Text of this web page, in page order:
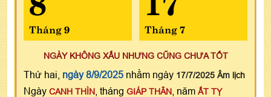
Tháng 9 Tháng 7
NGÀY KHÔNG XẤU NHƯNG CŨNG CHƯA TỐT
Thứ hai, ngày 8/9/2025 nhằm ngày 17/7/2025 Âm lịch
Ngày CANH THÌN , tháng GIÁP THÂN , năm ẤT TỴ